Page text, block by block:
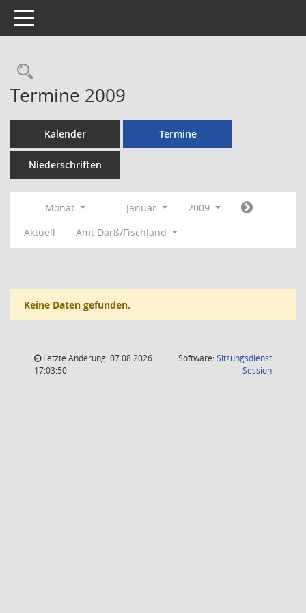
Toggle navigation
Rechercheauswahl
Termine 2009
Kalender Termine
Niederschriften
Monat Januar
2009
Aktuell
Amt Darß/Fischland
Keine Daten gefunden.
Letzte Änderung: 07.08.2026
17:03:50
Software:Sitzungsdienst
Session(Wird in